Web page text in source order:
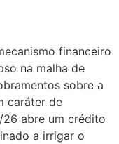
financeiro
na malha de
sobre a
caráter de
26 abre um crédito
a irrigar o